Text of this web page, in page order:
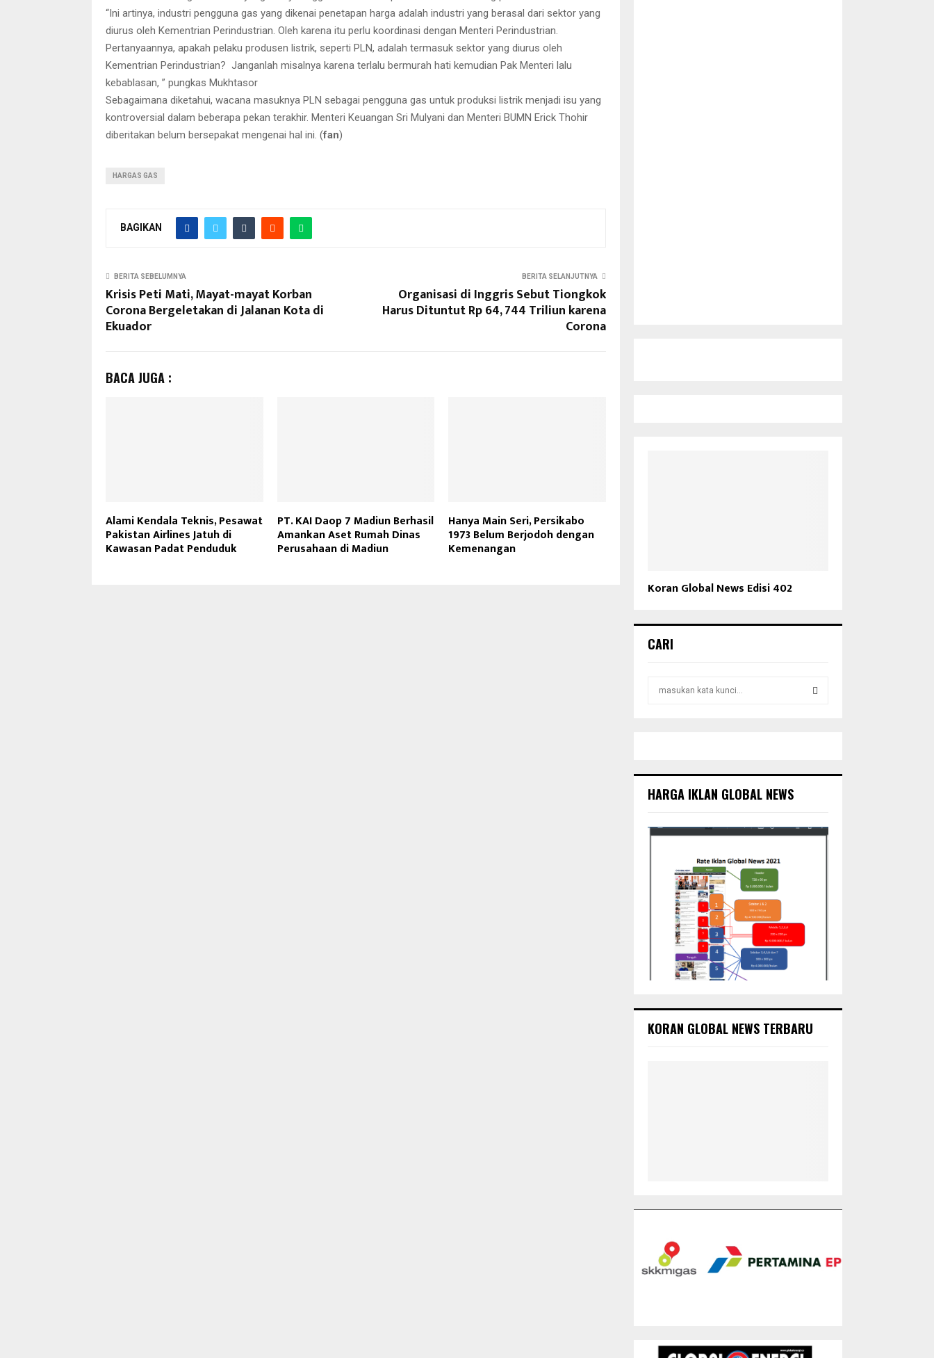
“Ini artinya, industri pengguna gas yang dikenai penetapan harga adalah industri yang berasal dari sektor yang
diurus oleh Kementrian Perindustrian. Oleh karena itu perlu koordinasi dengan Menteri Perindustrian.
Pertanyaannya, apakah pelaku produsen listrik, seperti PLN, adalah termasuk sektor yang diurus oleh
Kementrian Perindustrian? Janganlah misalnya karena terlalu bermurah hati kemudian Pak Menteri lalu
kebablasan, ” pungkas Mukhtasor
Sebagaimana diketahui, wacana masuknya PLN sebagai pengguna gas untuk produksi listrik menjadi isu yang
kontroversial dalam beberapa pekan terakhir. Menteri Keuangan Sri Mulyani dan Menteri BUMN Erick Thohir
diberitakan belum bersepakat mengenai hal ini. (fan)
HARGAS GAS
BAGIKAN
BERITA SEBELUMNYA
Krisis Peti Mati, Mayat-mayat Korban
Corona Bergeletakan di Jalanan Kota di
Ekuador
BERITA SELANJUTNYA
Organisasi di Inggris Sebut Tiongkok
Harus Dituntut Rp 64, 744 Triliun karena
Corona
BACA JUGA :
Alami Kendala Teknis, Pesawat
Pakistan Airlines Jatuh di
Kawasan Padat Penduduk
PT. KAI Daop 7 Madiun Berhasil
Amankan Aset Rumah Dinas
Perusahaan di Madiun
Hanya Main Seri, Persikabo
1973 Belum Berjodoh dengan
Kemenangan
Koran Global News Edisi 402
CARI
r
A
C
HARGA IKLAN GLOBAL NEWS
KORAN GLOBAL NEWS TERBARU